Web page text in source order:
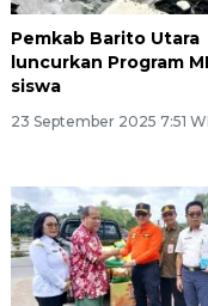
Pemkab Barito Utara
luncurkan Program
siswa
23 September 2025 7:51